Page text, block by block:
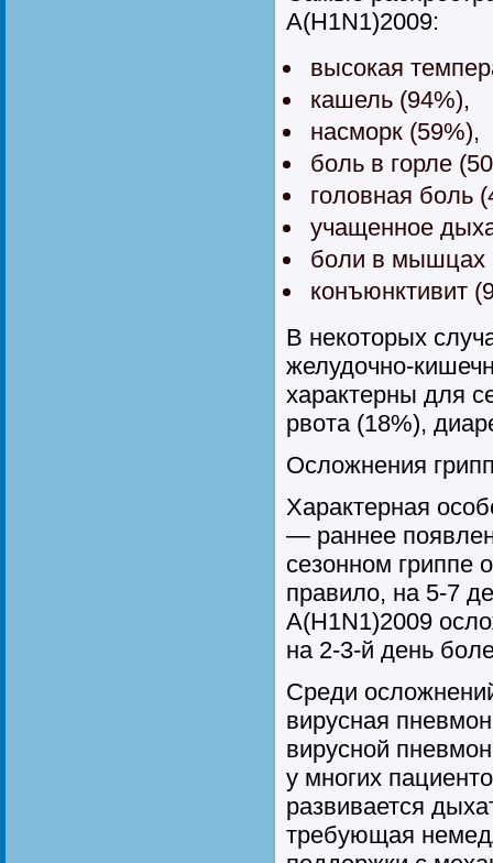
А(Н1N1)2009:
высокая
кашель (94%),
насморк (59%),
боль в горле
головная боль
учащенное
боли в мышцах
конъюнктивит
В некоторых
желудочно-
характерны для
рвота (18%),
Осложнения
Характерная
— раннее
сезонном гриппе
правило, на 5-7
А(Н1N1)2009
на 2-3-й день
Среди
вирусная
вирусной
у многих
развивается
требующая